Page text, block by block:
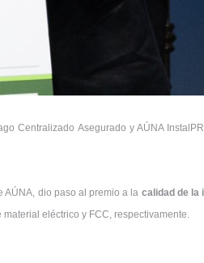
Centralizado Asegurado y AÚNA
dio paso al premio a la calidad de la
material eléctrico y FCC, respectivamente.